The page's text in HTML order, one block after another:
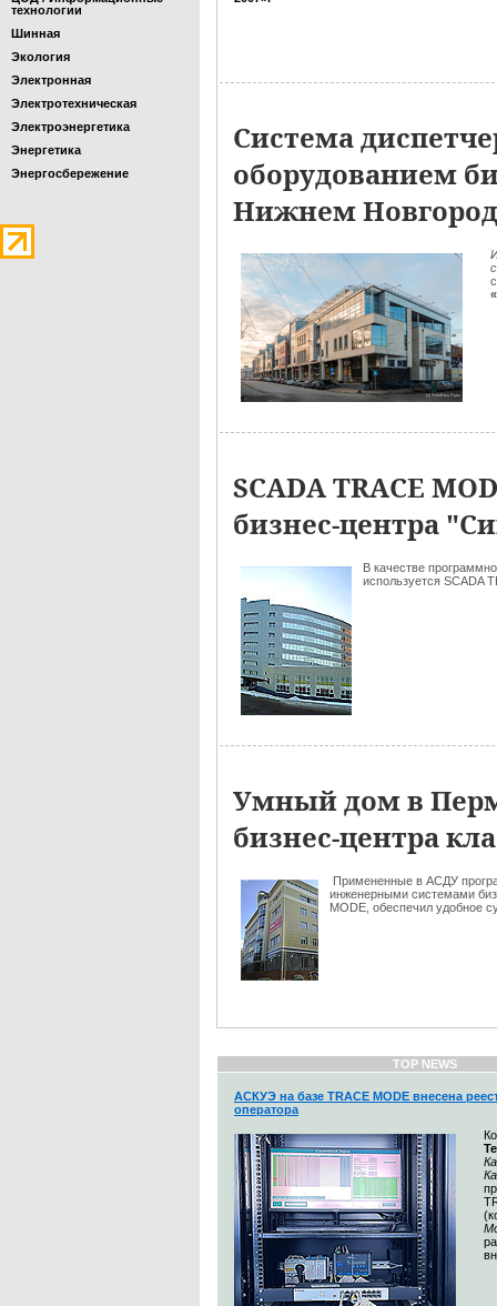
технологии
Шинная
Экология
Электронная
Электротехническая
Электроэнергетика
Энергетика
Энергосбережение
Система
оборудованием
Нижнем
SCADA TRACE
бизнес-центра
В качестве
используется SCADA
Умный дом в
бизнес-центра
Примененные в АСДУ
инженерными системами
MODE, обеспечил удобное
TOP NEWS
АСКУЭ на базе TRACE MODE внесена
оператора